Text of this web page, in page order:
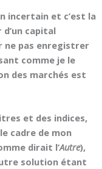
incertain et c’est la
capital
pas enregistrer
comme je le
des marchés est
et des indices,
cadre de mon
dirait l’Autre),
solution étant